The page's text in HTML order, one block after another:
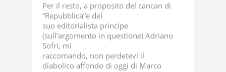
Per il resto, a proposito del cancan di
“Repubblica”e del
suo editorialista principe
(sull’argomento in questione) Adriano
Sofri, mi
raccomando, non perdetevi il
diabolico affondo di oggi di Marco